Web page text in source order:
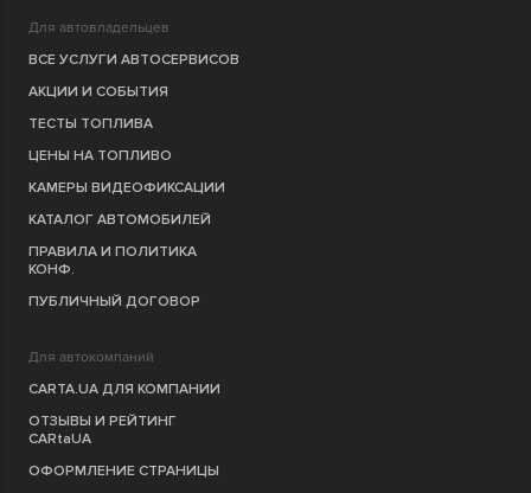
Для автовладельцев
ВСЕ УСЛУГИ АВТОСЕРВИСОВ
АКЦИИ И СОБЫТИЯ
ТЕСТЫ ТОПЛИВА
ЦЕНЫ НА ТОПЛИВО
КАМЕРЫ ВИДЕОФИКСАЦИИ
КАТАЛОГ АВТОМОБИЛЕЙ
ПРАВИЛА И ПОЛИТИКА
КОНФ.
ПУБЛИЧНЫЙ ДОГОВОР
Для автокомпаний
CARTA.UA ДЛЯ КОМПАНИИ
ОТЗЫВЫ И РЕЙТИНГ
CARtaUA
ОФОРМЛЕНИЕ СТРАНИЦЫ